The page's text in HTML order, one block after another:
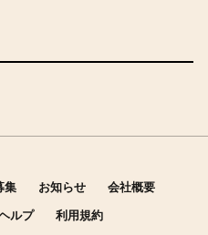
集 お知らせ 会社概要
ルプ 利用規約